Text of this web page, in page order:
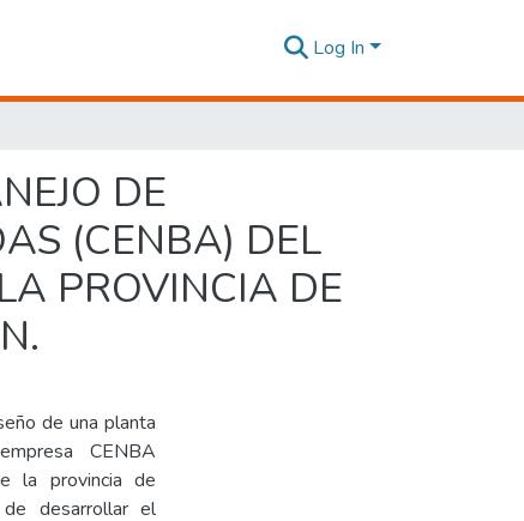
Log In
DE
(CENBA) DEL
PROVINCIA DE
de una planta
CENBA
la provincia de
desarrollar el